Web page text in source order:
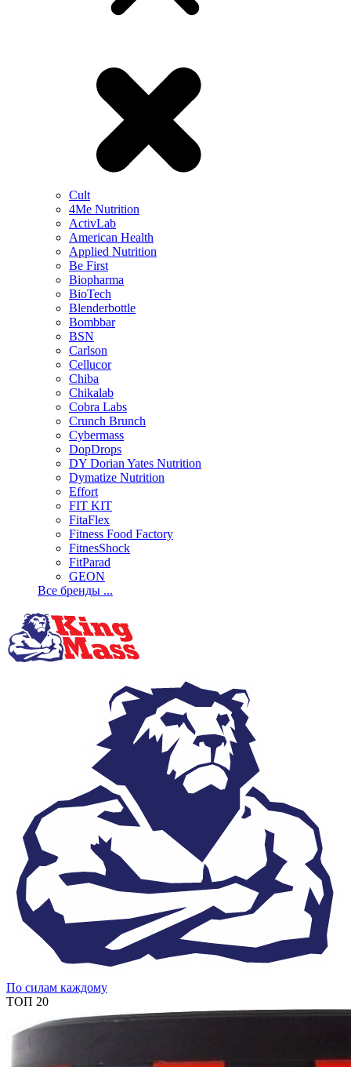
Cult
4Me Nutrition
ActivLab
American Health
Applied Nutrition
Be First
Biopharma
BioTech
Blenderbottle
Bombbar
BSN
Carlson
Cellucor
Chiba
Chikalab
Cobra Labs
Crunch Brunch
Cybermass
DopDrops
DY Dorian Yates Nutrition
Dymatize Nutrition
Effort
FIT KIT
FitaFlex
Fitness Food Factory
FitnesShock
FitParad
GEON
Все бренды ...
По силам каждому
ТОП 20